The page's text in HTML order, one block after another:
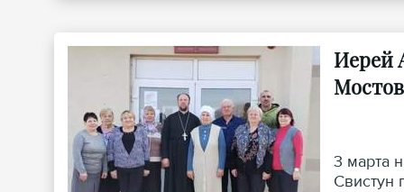
Иерей
3 марта
Свистун